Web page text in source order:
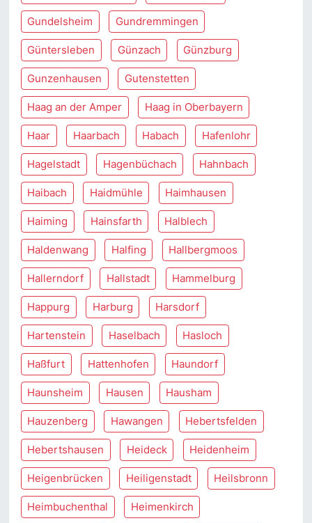
Gundelsheim Gundremmingen
Güntersleben Günzach Günzburg
Gunzenhausen Gutenstetten
Haag an der Amper Haag in Oberbayern
Haar Haarbach Habach Hafenlohr
Hagelstadt Hagenbüchach Hahnbach
Haibach Haidmühle Haimhausen
Haiming Hainsfarth Halblech
Haldenwang Halfing Hallbergmoos
Hallerndorf Hallstadt Hammelburg
Happurg Harburg Harsdorf
Hartenstein Haselbach Hasloch
Haßfurt Hattenhofen Haundorf
Haunsheim Hausen Hausham
Hauzenberg Hawangen Hebertsfelden
Hebertshausen Heideck Heidenheim
Heigenbrücken Heiligenstadt Heilsbronn
Heimbuchenthal Heimenkirch